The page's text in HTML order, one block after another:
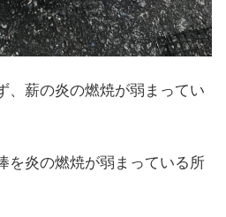
、薪の炎の燃焼が弱まってい
を炎の燃焼が弱まっている所